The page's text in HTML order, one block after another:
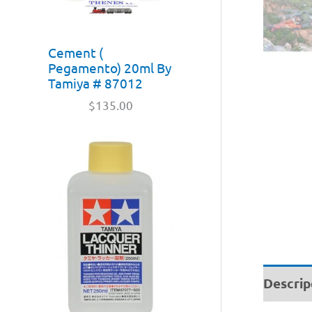
Cement (
Pegamento) 20ml By
Tamiya # 87012
$135.00